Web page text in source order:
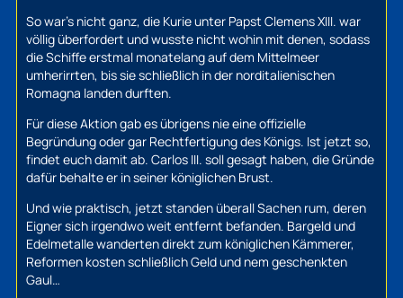
So war’s nicht ganz, die Kurie unter Papst Clemens XIII. war
völlig überfordert und wusste nicht wohin mit denen, sodass
die Schiffe erstmal monatelang auf dem Mittelmeer
umherirrten, bis sie schließlich in der norditalienischen
Romagna landen durften.
Für diese Aktion gab es übrigens nie eine offizielle
Begründung oder gar Rechtfertigung des Königs. Ist jetzt so,
findet euch damit ab. Carlos III. soll gesagt haben, die Gründe
dafür behalte er in seiner königlichen Brust.
Und wie praktisch, jetzt standen überall Sachen rum, deren
Eigner sich irgendwo weit entfernt befanden. Bargeld und
Edelmetalle wanderten direkt zum königlichen Kämmerer,
Reformen kosten schließlich Geld und nem geschenkten
Gaul…